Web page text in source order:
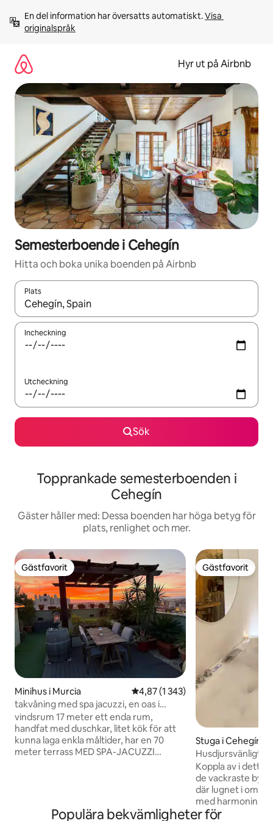
innehåll
En del information har översatts automatiskt. Visa
originalspråk
Hyr ut på Airbnb
Semesterboende i Cehegín
Hitta och boka unika boenden på Airbnb
Plats
När resultaten är tillgängliga kan du navigera med upp- och
Incheckning
Utcheckning
Sök
Topprankade semesterboenden i
Cehegín
Gäster håller med: Dessa boenden har höga betyg för
plats, renlighet och mer.
Gästfavorit
Gästfavorit
Minihus i Murcia 4,87 av 5 i genomsnittligt betyg,
4,87 (1 343)
takvåning med spa jacuzzi, en oas i
staden
vindsrum 17 meter ett enda rum,
handfat med duschkar, litet kök för att
kunna laga enkla måltider, har en 70
meter terrass MED SPA-JACUZZI
mycket långa personer.
Gästfavorit
Gästfavorit
Stuga i Cehegín
Husdjursvänligt
Cehegín
Koppla av i detta
de vackraste
där lugnet i
med harmonin i
inredda rum med
Populära bekvämligheter för